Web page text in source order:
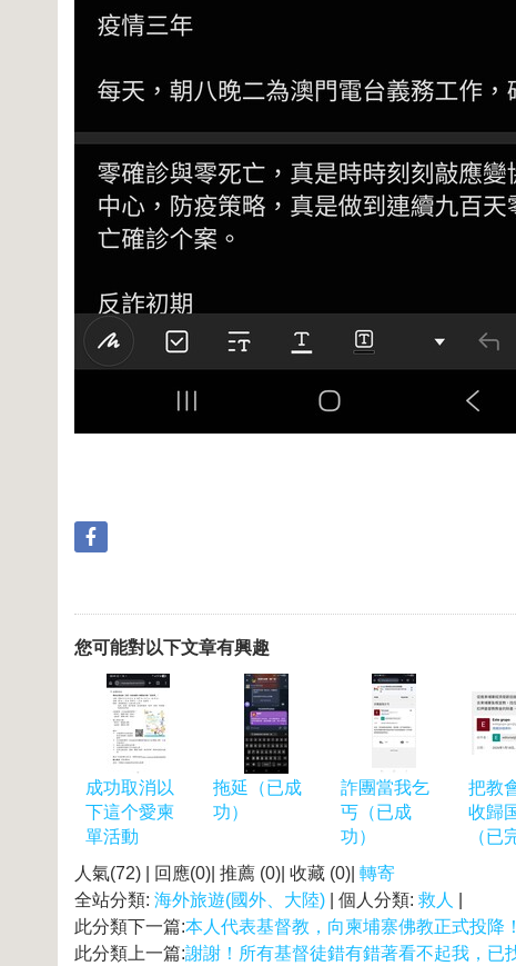
您可能對以下文章有興趣
成功取消以
下這个愛柬
單活動
拖延（已成
功）
詐團當我乞
丐（已成
功）
把教
收歸
（已
人氣(72) | 回應(0)| 推薦 (0)| 收藏 (0)| 轉寄
全站分類: 海外旅遊(國外、大陸) | 個人分類: 救人
此分類下一篇:本人代表基督教，向柬埔寨佛教正式投降！
此分類上一篇:謝謝！所有基督徒錯有錯著看不起我，已